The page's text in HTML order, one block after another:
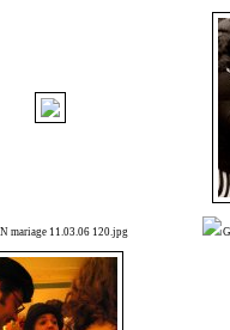
mariage 11.03.06 120.jpg